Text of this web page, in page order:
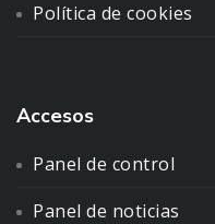
Política de cookies
Accesos
Panel de control
Panel de noticias